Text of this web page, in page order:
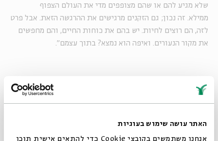
האתר עושה שימוש בעוגיות
אנחנו משתמשים בקובצי Cookie כדי להתאים אישית תוכן
שלא מגיע להם או שהם מצופפים מדי את העולם הצפוף
ממילא. זה נכון; גם הזקנים מרגישים את ההרגשה הזאת. אבל פרט
לזה, הם רוצים לחיות. יש בהם את כוחות החיים, והם מחפשים
את מקור הנעורים. ואיפה הוא נמצא? בתוך עצמם".
אולי אותו גרעין מוצפן שממנו נובעים החיים נבט גם בסיפור
החדש של זרחי. "נורית נהגה בנדיבות גדולה והעניקה לי ולבית
אליהו, "זהו אוסף סיפורים שהיא מכנה "סיפורים וסיפור",